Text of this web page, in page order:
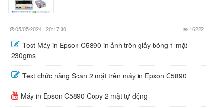
05/05/2024 | 20:17:30 16222
Test Máy in Epson C5890 in ảnh trên giấy bóng 1 mặt
230gms
Test chức năng Scan 2 mặt trên máy in Epson C5890
Máy in Epson C5890 Copy 2 mặt tự động